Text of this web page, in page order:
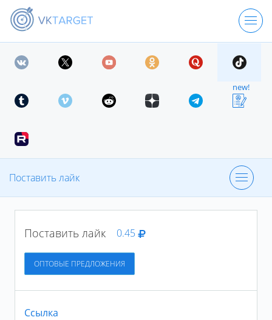
ЦЕНЫ
РЕГИСТРАЦИЯ
ВХОД
new!
Поставить лайк
Фолловеры
Поделиться
Поставить лайк 0.45
ID:1101
ОПТОВЫЕ ПРЕДЛОЖЕНИЯ
Ссылка